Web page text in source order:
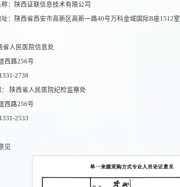
：陕西证联信息技术有限公司
：陕西省西安市高新区高新一路40号万科金域国际B座1512室
省人民医院信息处
西路256号
2738
陕西省人民医院纪检监察处
西路256号
2533
见